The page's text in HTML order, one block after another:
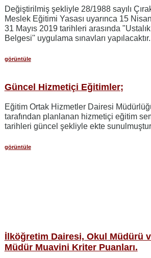
Değiştirilmiş şekliyle 28/1988 sayılı
Meslek Eğitimi Yasası uyarınca 15
31 Mayıs 2019 tarihleri arasında "Ustalık
Belgesi'' uygulama sınavları yapılacaktır.
görüntüle
Güncel Hizmetiçi Eğitimler;
Eğitim Ortak Hizmetler Dairesi
tarafından planlanan hizmetiçi eğitim
tarihleri güncel şekliyle ekte
görüntüle
İlköğretim Dairesi, Okul Müdürü
Müdür Muavini Kriter Puanları.